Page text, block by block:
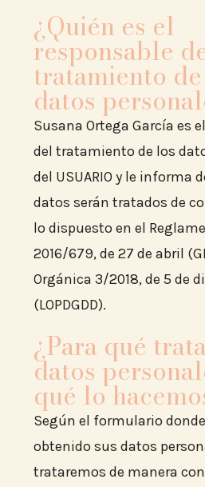
¿Quién es el
responsable
tratamiento
datos
Susana Ortega García es el
del tratamiento de los
del USUARIO y le informa
datos serán tratados de
lo dispuesto en el
2016/679, de 27 de abril
Orgánica 3/2018, de 5 de
(LOPDGDD).
¿Para qué
datos
qué lo
Según el formulario
obtenido sus datos
trataremos de manera